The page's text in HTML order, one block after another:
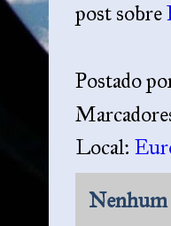
post sobre
Postado
Local:
Nenhum